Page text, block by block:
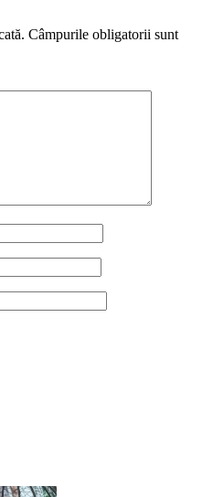
Câmpurile obligatorii sunt